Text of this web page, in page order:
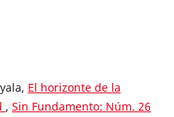
El horizonte de la
, Sin Fundamento: Núm. 26